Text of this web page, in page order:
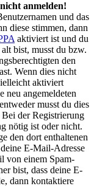
anmelden!
und das
diese stimmen, dann
aktiviert ist und du
bist, musst du bzw.
den
Wenn dies nicht
aktiviert
neu angemeldeten
musst du dies
der Registrierung
nötig ist oder nicht.
den dort enthaltenen
E-Mail-Adresse
von einem Spam-
bist, dass deine E-
dann kontaktiere